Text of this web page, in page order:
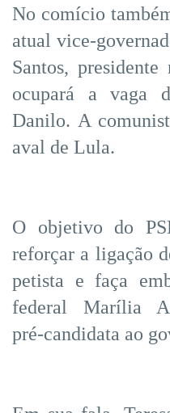
No comício
atual vice-
Santos,
ocupará a vaga
Danilo. A
aval de Lula.
O objetivo do
reforçar a ligação
petista e faça
federal Marília
pré-candidata ao